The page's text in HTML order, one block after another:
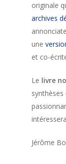
originale
archives
une
et co-
Le livre
synthèses
Jérôme